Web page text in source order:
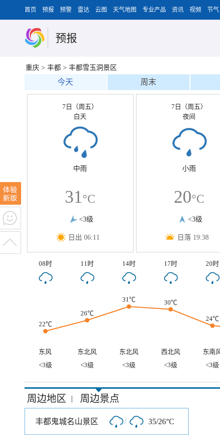
首页 预报 预警 雷达 云图 天气地图 专业产品 资讯 视频 节气
预报
重庆 > 丰都 > 丰都雪玉洞景区
今天 周末
7日（周五）
白天
中雨
31°C
<3级
日出 06:11
7日（周五）
夜间
小雨
20°C
<3级
日落 19:38
08时 11时 14时 17时 20时
22℃
26℃
31℃ 30℃
24℃
东风 东北风 东北风 西北风
东南
<3级
<3级 <3级 <3级 <3级
周边地区 | 周边景点
丰都鬼城名山景区 / 35/26°C